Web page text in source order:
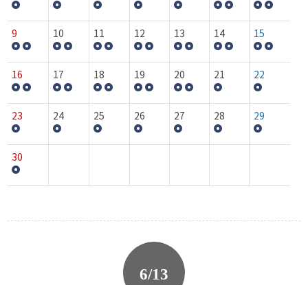
9 10 11 12 13 14 15
16 17 18 19 20 21 22
23 24 25 26 27 28 29
30
6/13